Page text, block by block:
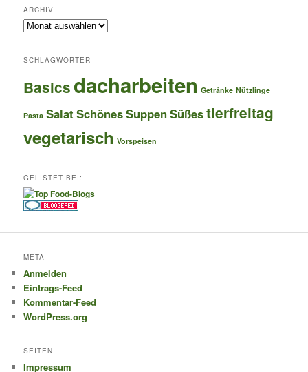
ARCHIV
Archiv
SCHLAGWÖRTER
Basicsdacharbeiten Getränke Nützlinge
Pasta Salat SchönesSuppenSüßestierfreitag
vegetarisch Vorspeisen
GELISTET BEI:
META
Anmelden
Eintrags-Feed
Kommentar-Feed
WordPress.org
SEITEN
Impressum